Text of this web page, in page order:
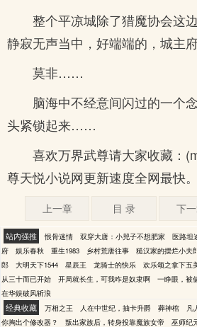
整个平凉城除了猎魔协会这
静寂无声当中，好端端的，城主
莫非……
脑海中不经意间闪过的一个
头紧锁起来……
喜欢万界武尊请大家收藏：
尊天悦小说网更新速度全网最快。
上一章 目 录 下
站内强推 恨骨迷情 双穿大唐：小兕子不想肥家 医路坦
府
娱乐春秋 重生1983 乡村荒唐往事 糙汉家的摆烂小夫
郎
大明天下1544 星辰王 龙骑士的快乐 欢乐颂之拿下五
从三十而已开始
开局就长生，可我咋是奴隶啊 一睁眼，被
在华娱破风斩浪
经典收藏 万相之王 人在中世纪，抽卡升爵 葬神棺 凡
你掏出个修改器？
叛出家族后，转身投靠魔族女帝 巫师纪